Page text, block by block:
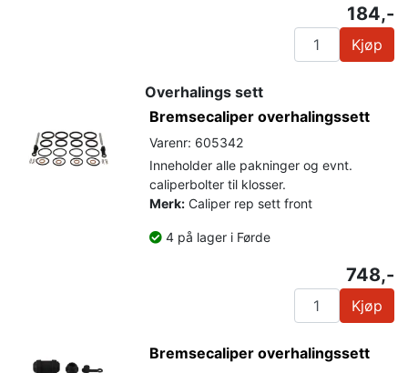
184,-
Kjøp
Overhalings sett
Bremsecaliper overhalingssett
Varenr: 605342
Inneholder alle pakninger og evnt.
caliperbolter til klosser.
Merk: Caliper rep sett front
4 på lager i Førde
748,-
Kjøp
Bremsecaliper overhalingssett